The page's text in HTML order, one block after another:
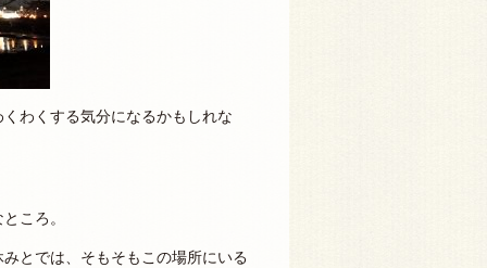
わくする気分になるかもしれな
ころ。
とでは、そもそもこの場所にいる